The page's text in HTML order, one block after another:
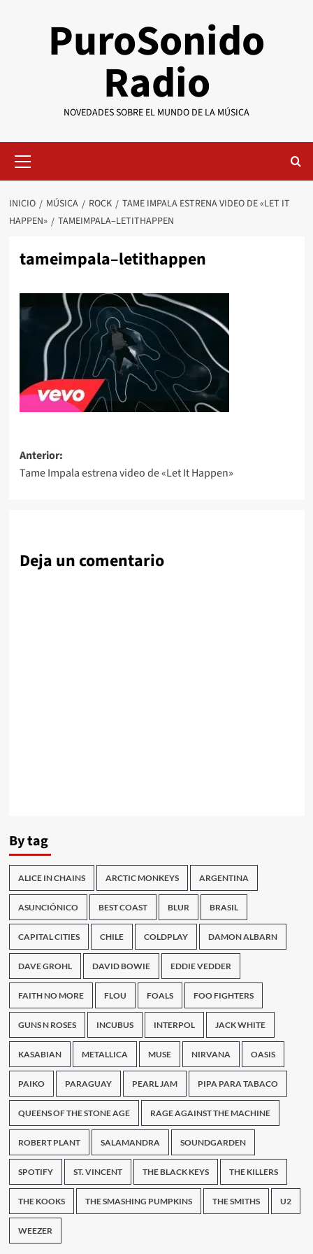
PuroSonido
Radio
NOVEDADES SOBRE EL MUNDO DE LA MÚSICA
primario
INICIO MÚSICA ROCK
TAME IMPALA ESTRENA VIDEO DE «LET IT
HAPPEN»
TAMEIMPALA–LETITHAPPEN
tameimpala–letithappen
Navegación
de
Anterior:
Tame Impala estrena video de «Let It Happen»
Deja un comentario
By tag
ALICE IN CHAINS ARCTIC MONKEYS ARGENTINA
ASUNCIÓNICO BEST COAST BLUR BRASIL
CAPITAL CITIES CHILE COLDPLAY DAMON ALBARN
DAVE GROHL DAVID BOWIE EDDIE VEDDER
FAITH NO MORE FLOU FOALS FOO FIGHTERS
GUNS N ROSES INCUBUS INTERPOL JACK WHITE
KASABIAN METALLICA MUSE NIRVANA OASIS
PAIKO PARAGUAY PEARL JAM PIPA PARA TABACO
QUEENS OF THE STONE AGE RAGE AGAINST THE MACHINE
ROBERT PLANT SALAMANDRA SOUNDGARDEN
SPOTIFY ST. VINCENT THE BLACK KEYS THE KILLERS
THE KOOKS THE SMASHING PUMPKINS THE SMITHS U2
WEEZER